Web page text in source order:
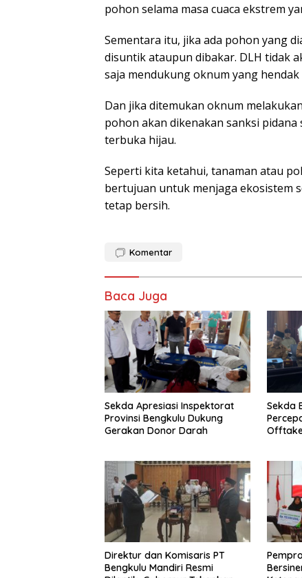
pohon selama masa cuaca ekstrem
Sementara itu, jika ada pohon yang
disuntik ataupun dibakar. DLH tidak
saja mendukung oknum yang
Dan jika ditemukan oknum
pohon akan dikenakan sanksi
terbuka hijau.
Seperti kita ketahui, tanaman atau
bertujuan untuk menjaga ekosistem
tetap bersih.
Komentar
Baca Juga
Sekda Apresiasi Inspektorat
Provinsi Bengkulu Dukung
Gerakan Donor Darah
Sekda
Direktur dan Komisaris PT
Bengkulu Mandiri Resmi